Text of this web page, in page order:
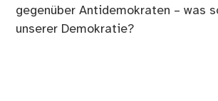
gegenüber Antidemokraten – was
unserer Demokratie?